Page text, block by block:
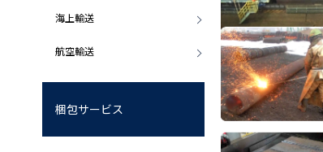
海上輸送
航空輸送
梱包サービス